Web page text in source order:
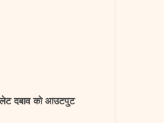
दबाव को आउटपुट